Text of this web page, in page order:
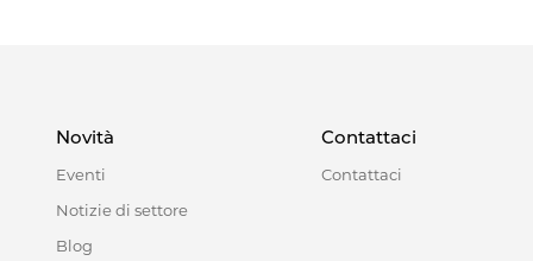
Novità
Eventi
Notizie di settore
Blog
Contattaci
Contattaci